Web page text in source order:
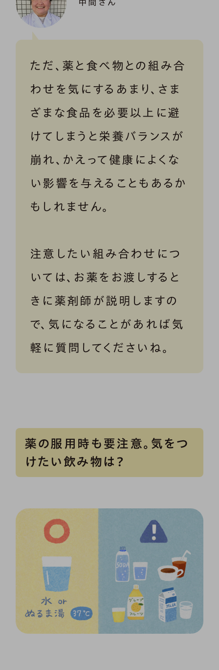
中間さん
ただ、薬と食べ物との組み合
わせを気にするあまり、さま
ざまな食品を必要以上に避
けてしまうと栄養バランスが
崩れ、かえって健康によくな
い影響を与えることもあるか
もしれません。
注意したい組み合わせにつ
いては、お薬をお渡しすると
きに薬剤師が説明しますの
で、気になることがあれば気
軽に質問してくださいね。
薬の服用時も要注意。気をつ
けたい飲み物は？